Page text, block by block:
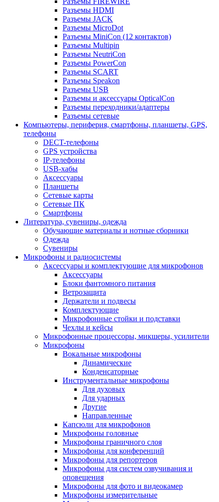
Разъемы HDMI
Разъемы JACK
Разъемы MicroDot
Разъемы MiniCon (12 контактов)
Разъемы Multipin
Разъемы NeutriCon
Разъемы PowerCon
Разъемы SCART
Разъемы Speakon
Разъемы USB
Разъемы и аксессуары OpticalCon
Разъемы переходники/адаптеры
Разъемы сетевые
Компьютеры, периферия, смартфоны, планшеты, GPS,
телефоны
DECT-телефоны
GPS устройства
IP-телефоны
USB-хабы
Аксессуары
Планшеты
Сетевые карты
Сетевые ПК
Смартфоны
Литература, сувениры, одежда
Обучающие материалы и нотные сборники
Одежда
Сувениры
Микрофоны и радиосистемы
Аксессуары и комплектующие для микрофонов
Аксессуары
Блоки фантомного питания
Ветрозащита
Держатели и подвесы
Комплектующие
Микрофонные стойки и подставки
Чехлы и кейсы
Микрофонные процессоры, микшеры, усилители
Микрофоны
Вокальные микрофоны
Динамические
Конденсаторные
Инструментальные микрофоны
Для духовых
Для ударных
Другие
Направленные
Капсюли для микрофонов
Микрофоны головные
Микрофоны граничного слоя
Микрофоны для конференций
Микрофоны для репортеров
Микрофоны для систем озвучивания и
оповещения
Микрофоны для фото и видеокамер
Микрофоны измерительные